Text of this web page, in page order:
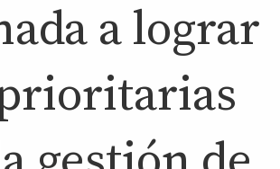
a lograr